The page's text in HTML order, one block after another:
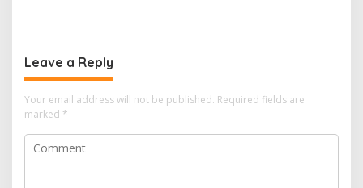
Leave a Reply
Your email address will not be published. Required fields are
marked *